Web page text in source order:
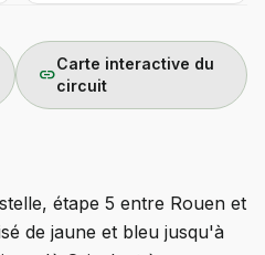
link
Carte interactive du
circuit
étape 5 entre Rouen et
de jaune et bleu jusqu'à